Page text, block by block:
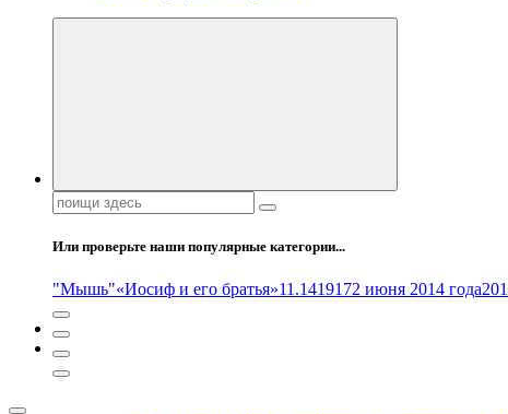
Поиск:
Или проверьте наши популярные категории...
"Мышь"«Иосиф и его братья»11.1419172 июня 2014 года